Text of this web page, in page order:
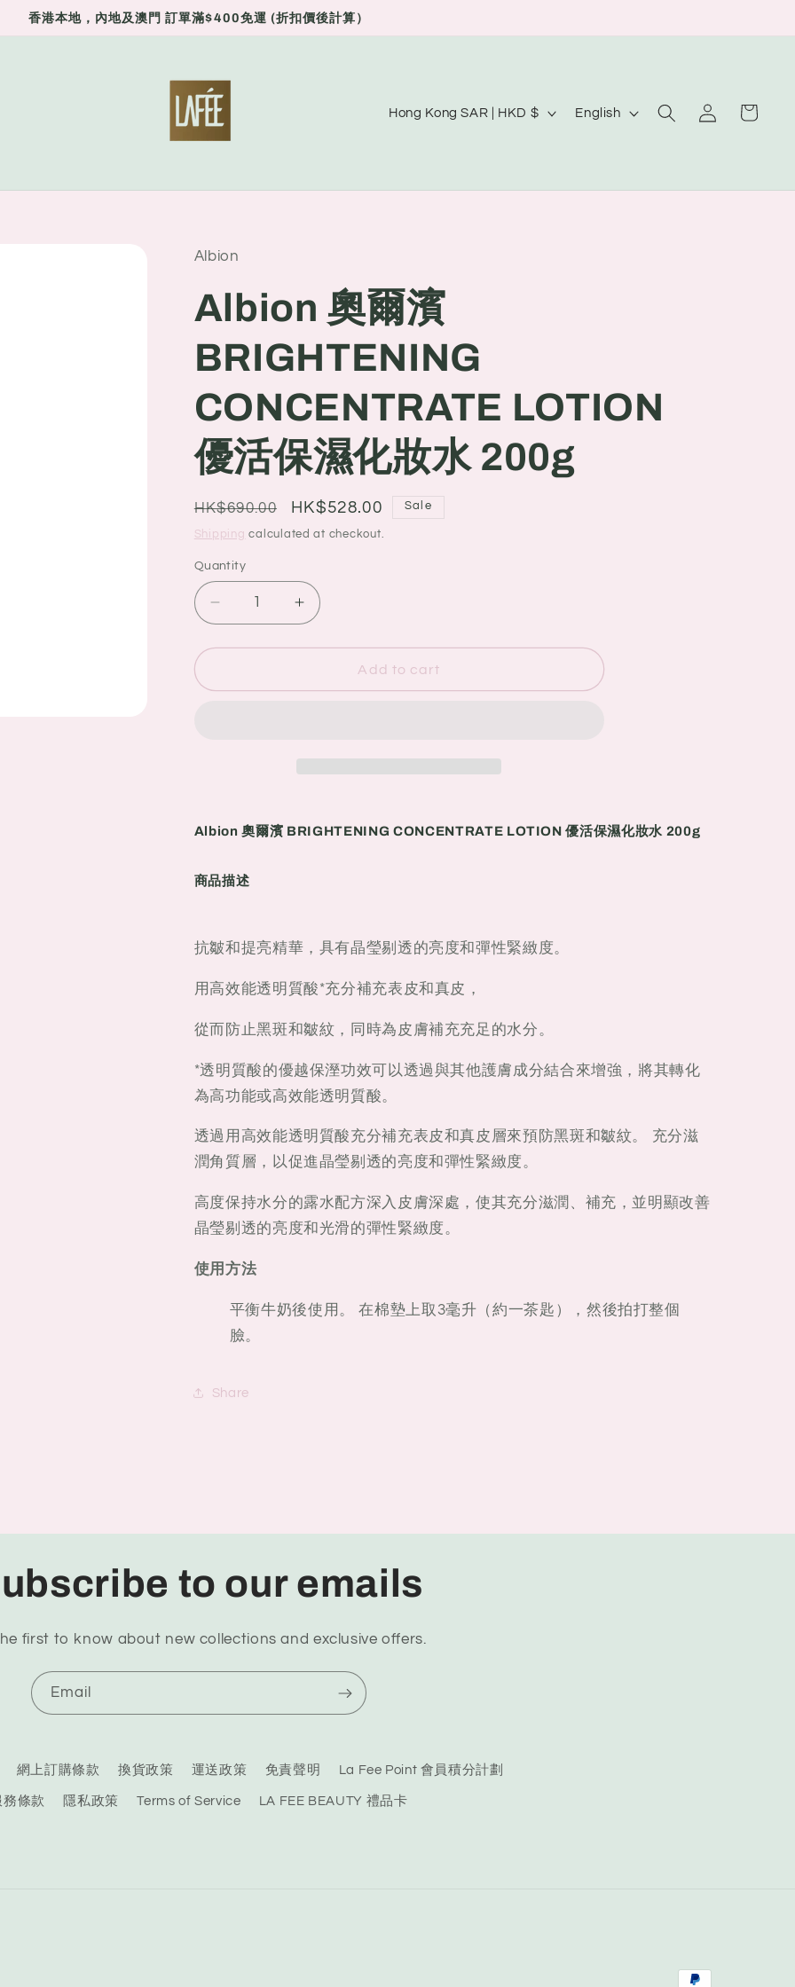
香港本地，內地及澳門 訂單滿$400免運 (折扣價後計算）
C
n
y
/
r
e
g
i
o
Hong Kong SAR | HKD $
L
g
English
Log
in
Cart
Albion
Albion 奧爾濱
BRIGHTENING
CONCENTRATE LOTION
優活保濕化妝水 200g
Regular
price
HK$690.00
Sale
price
HK$528.00 Sale
Shipping calculated at checkout.
Quantity
Quantity
Decrease
quantity
for
奧
BRIGHTENING
CONCENTRATE
活
濕
水
200g
Increase
quantity
for
奧
BRIGHTENING
CONCENTRATE
活
水
200g
Add to cart
Albion 奧爾濱 BRIGHTENING CONCENTRATE LOTION 優活保濕化妝水 200g
商品描述
抗皺和提亮精華，具有晶瑩剔透的亮度和彈性緊緻度。
用高效能透明質酸*充分補充表皮和真皮，
從而防止黑斑和皺紋，同時為皮膚補充充足的水分。
*透明質酸的優越保溼功效可以透過與其他護膚成分結合來增強，將其轉化
為高功能或高效能透明質酸。
透過用高效能透明質酸充分補充表皮和真皮層來預防黑斑和皺紋。 充分滋
潤角質層，以促進晶瑩剔透的亮度和彈性緊緻度。
高度保持水分的露水配方深入皮膚深處，使其充分滋潤、補充，並明顯改善
晶瑩剔透的亮度和光滑的彈性緊緻度。
使用方法
平衡牛奶後使用。 在棉墊上取3毫升（約一茶匙），然後拍打整個
臉。
Share
to our emails
first to know about new collections and exclusive offers.
Email
網上訂購條款 換貨政策 運送政策 免責聲明 La Fee Point 會員積分計劃
務條款 隱私政策 Terms of Service LA FEE BEAUTY 禮品卡
Payment